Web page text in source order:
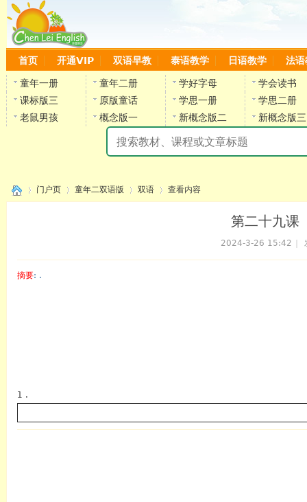
首页 开通VIP 双语早教 泰语教学 日语教学 法语
童年一册 童年二册 学好字母
学会读书
课标版三
原版童话 学思一册
学思二册
老鼠男孩
概念版一 新概念版二 新概念版三
门户页 童年二双语版 双语 查看内容
第二十九课
2024-3-26 15:42
摘要: .
1 .